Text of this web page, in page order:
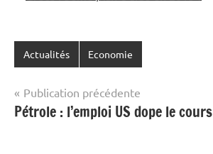
Actualités Economie
Navigation
de
Publication précédente
Pétrole : l’emploi US dope le cours